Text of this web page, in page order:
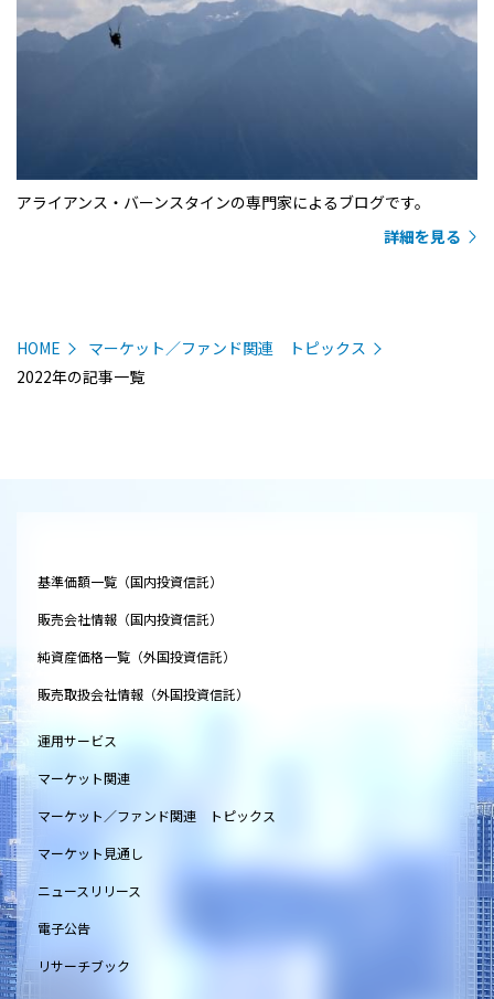
アライアンス・バーンスタインの専門家によるブログです。
詳細を見る
HOME
マーケット／ファンド関連 トピックス
2022年の記事一覧
基準価額一覧（国内投資信託）
販売会社情報（国内投資信託）
純資産価格一覧（外国投資信託）
販売取扱会社情報（外国投資信託）
運用サービス
マーケット関連
マーケット／ファンド関連 トピックス
マーケット見通し
ニュースリリース
電子公告
リサーチブック